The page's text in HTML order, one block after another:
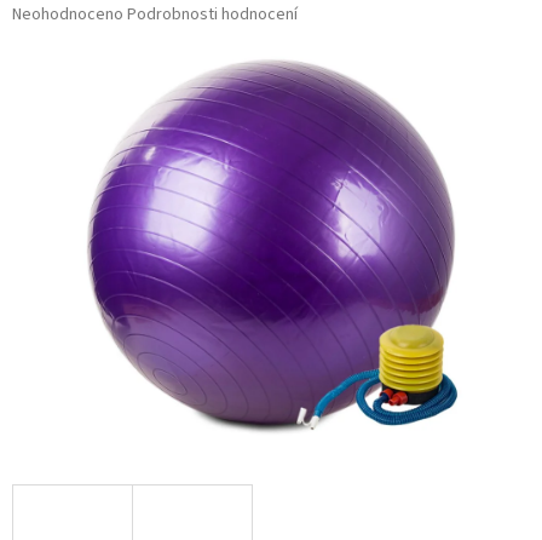
Průměrné
Neohodnoceno Podrobnosti hodnocení